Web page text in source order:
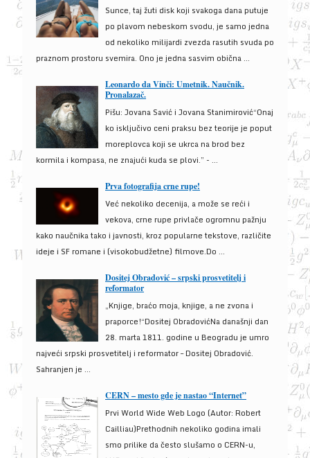
Sunce, taj žuti disk koji svakoga dana putuje
po plavom nebeskom svodu, je samo jedna
od nekoliko milijardi zvezda rasutih svuda po
praznom prostoru svemira. Ono je jedna sasvim obična ...
Leonardo da Vinči: Umetnik. Naučnik.
Pronalazač.
Pišu: Jovana Savić i Jovana Stanimirović“Onaj
ko isključivo ceni praksu bez teorije je poput
moreplovca koji se ukrca na brod bez
kormila i kompasa, ne znajući kuda se plovi.” - ...
Prva fotografija crne rupe!
Već nekoliko decenija, a može se reći i
vekova, crne rupe privlače ogromnu pažnju
kako naučnika tako i javnosti, kroz popularne tekstove, različite
ideje i SF romane i (visokobudžetne) filmove.Do ...
Dositej Obradović – srpski prosvetitelj i
reformator
„Knjige, braćo moja, knjige, a ne zvona i
praporce!“Dositej ObradovićNa današnji dan
28. marta 1811. godine u Beogradu je umro
najveći srpski prosvetitelj i reformator – Dositej Obradović.
Sahranjen je ...
CERN – mesto gde je nastao “Internet”
Prvi World Wide Web Logo (Autor: Robert
Cailliau)Prethodnih nekoliko godina imali
smo prilike da često slušamo o CERN-u,